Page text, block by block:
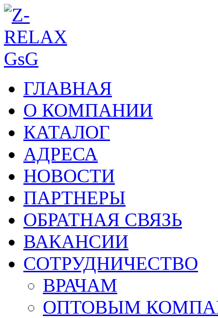
ГЛАВНАЯ
О КОМПАНИИ
КАТАЛОГ
АДРЕСА
НОВОСТИ
ПАРТНЕРЫ
ОБРАТНАЯ СВЯЗЬ
ВАКАНСИИ
СОТРУДНИЧЕСТВО
ВРАЧАМ
ОПТОВЫМ